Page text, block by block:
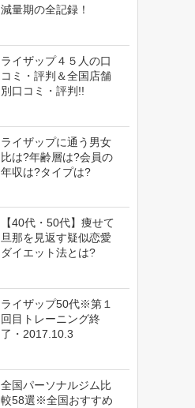
減量期の全記録！
ライザップ４５人の口
コミ・評判＆全国店舗
別口コミ・評判!!
ライザップに通う男女
比は?年齢層は?会員の
年収は?タイプは?
【40代・50代】痩せて
旦那を見返す疑似恋愛
ダイエット法とは?
ライザップ50代※第１
回目トレーニング終
了・2017.10.3
全国パーソナルジム比
較58選※全国おすすめ